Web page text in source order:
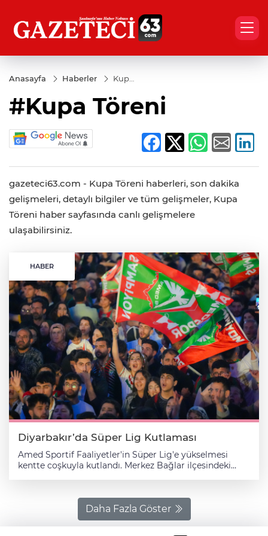
Anasayfa Haberler
Kupa
#Kupa Töreni
gazeteci63.com - Kupa Töreni haberleri, son dakika
gelişmeleri, detaylı bilgiler ve tüm gelişmeler, Kupa
Töreni haber sayfasında canlı gelişmelere
ulaşabilirsiniz.
HABER
Diyarbakır’da Süper Lig Kutlaması
Amed Sportif Faaliyetler'in Süper Lig'e yükselmesi
kentte coşkuyla kutlandı. Merkez Bağlar ilçesindeki
teknik heyet ve futbolcular takım otobüsüyle geldi.
Kulüp yöneticileri, teknik ekip ve futbolcular, kırmızı
halıda yürüyerek alana girdi. Havai fişek ve ışık
gösterileri yapılan etkinlikte, sanatçılar sahne aldı. Alanı
Daha Fazla Göster